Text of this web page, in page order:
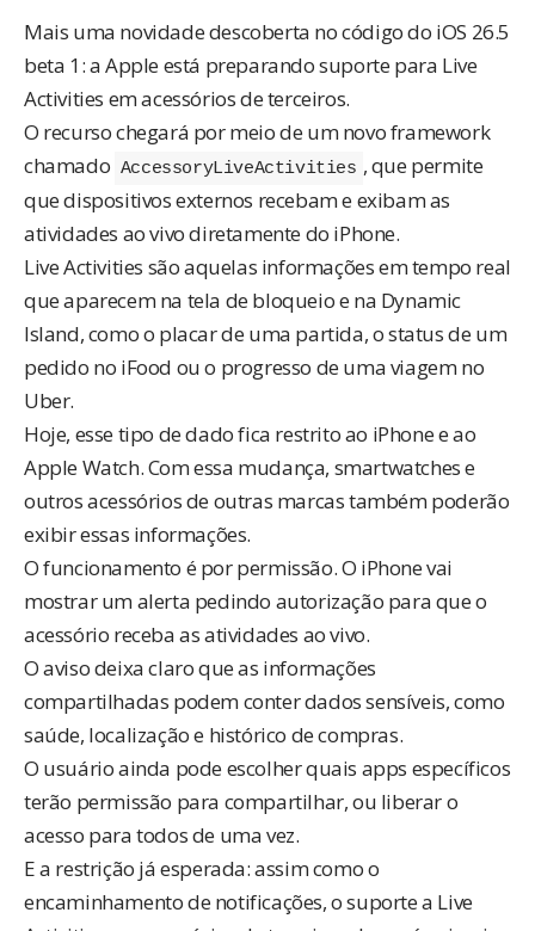
Mais uma novidade descoberta no código do iOS 26.5
beta 1: a Apple está preparando suporte para Live
Activities em acessórios de terceiros.
O recurso chegará por meio de um novo framework
chamado AccessoryLiveActivities , que permite
que dispositivos externos recebam e exibam as
atividades ao vivo diretamente do iPhone.
Live Activities são aquelas informações em tempo real
que aparecem na tela de bloqueio e na Dynamic
Island, como o placar de uma partida, o status de um
pedido no iFood ou o progresso de uma viagem no
Uber.
Hoje, esse tipo de dado fica restrito ao iPhone e ao
Apple Watch. Com essa mudança, smartwatches e
outros acessórios de outras marcas também poderão
exibir essas informações.
O funcionamento é por permissão. O iPhone vai
mostrar um alerta pedindo autorização para que o
acessório receba as atividades ao vivo.
O aviso deixa claro que as informações
compartilhadas podem conter dados sensíveis, como
saúde, localização e histórico de compras.
O usuário ainda pode escolher quais apps específicos
terão permissão para compartilhar, ou liberar o
acesso para todos de uma vez.
E a restrição já esperada: assim como o
encaminhamento de notificações, o suporte a Live